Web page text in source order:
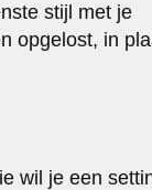
stijl met je
opgelost, in
wil je een